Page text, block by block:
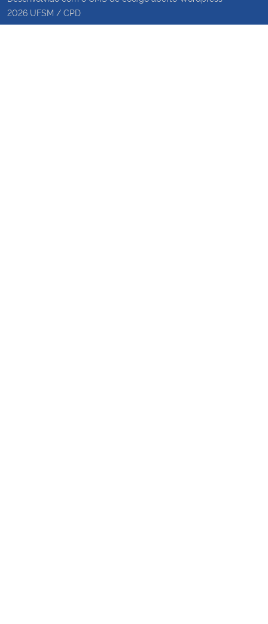
2026 UFSM / CPD